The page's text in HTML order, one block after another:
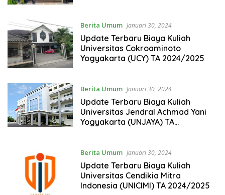
Berita Umum Januari 30, 2024
Update Terbaru Biaya Kuliah
Universitas Cokroaminoto
Yogyakarta (UCY) TA 2024/2025
Berita Umum Januari 30, 2024
Update Terbaru Biaya Kuliah
Universitas Jendral Achmad Yani
Yogyakarta (UNJAYA) TA
Berita Umum Januari 30, 2024
Update Terbaru Biaya Kuliah
Universitas Cendikia Mitra
Indonesia (UNICIMI) TA 2024/2025